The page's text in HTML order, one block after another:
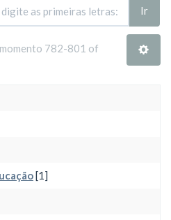
Ir
782-801 of
[1]